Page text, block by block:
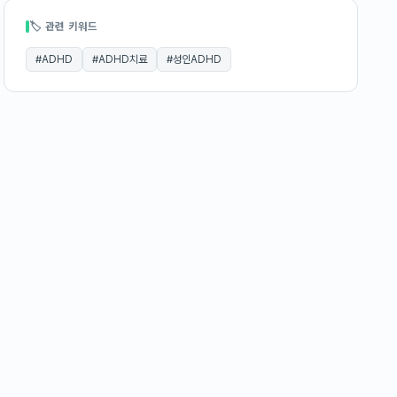
🏷 관련 키워드
#ADHD #ADHD치료 #성인ADHD